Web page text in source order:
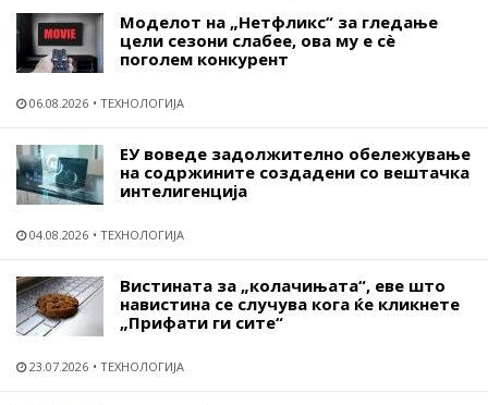
Моделот на „Нетфликс“ за гледање
цели сезони слабее, ова му е сѐ
поголем конкурент
06.08.2026 ТЕХНОЛОГИЈА
ЕУ воведе задолжително обележување
на содржините создадени со вештачка
интелигенција
04.08.2026 ТЕХНОЛОГИЈА
Вистината за „колачињата“, еве што
навистина се случува кога ќе кликнете
„Прифати ги сите“
23.07.2026 ТЕХНОЛОГИЈА